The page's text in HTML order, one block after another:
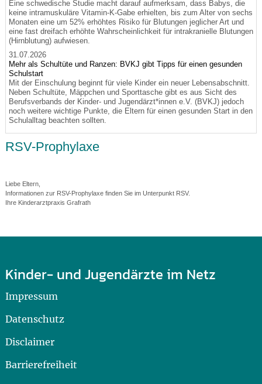
Eine schwedische Studie macht darauf aufmerksam, dass Babys, die
keine intramuskuläre Vitamin-K-Gabe erhielten, bis zum Alter von sechs
Monaten eine um 52% erhöhtes Risiko für Blutungen jeglicher Art und
eine fast dreifach erhöhte Wahrscheinlichkeit für intrakranielle Blutungen
(Hirnblutung) aufwiesen.
31.07.2026
Mehr als Schultüte und Ranzen: BVKJ gibt Tipps für einen gesunden
Schulstart
Mit der Einschulung beginnt für viele Kinder ein neuer Lebensabschnitt.
Neben Schultüte, Mäppchen und Sporttasche gibt es aus Sicht des
Berufsverbands der Kinder- und Jugendärzt*innen e.V. (BVKJ) jedoch
noch weitere wichtige Punkte, die Eltern für einen gesunden Start in den
Schulalltag beachten sollten.
RSV-Prophylaxe
Liebe Eltern,
Informationen zur RSV-Prophylaxe finden Sie im Unterpunkt RSV.
Ihre Kinderarztpraxis Grafrath
Kinder- und Jugendärzte im Netz
Impressum
Datenschutz
Disclaimer
Barrierefreiheit